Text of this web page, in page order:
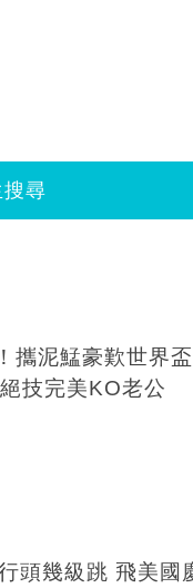
尋
攜泥鯭豪歎世界
技完美KO老公
頭幾級跳 飛美國